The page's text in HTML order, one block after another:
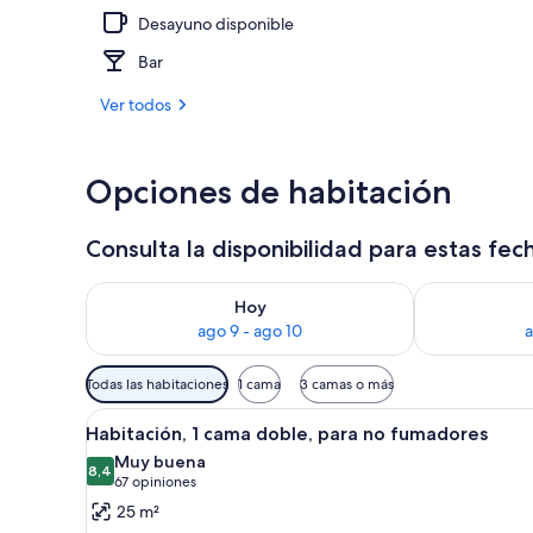
Desayuno disponible
Bar
Ver todos
Opciones de habitación
Consulta la disponibilidad para estas
Hoy
ago 9 - ago 10
Consulta la disponibilidad para hoy ago 9 - ago 10
Consulta la
Filtros
disponibles
para
las
habitaciones
Todas las habitaciones 1 cama 3 camas o más
Ver
todas
las
fotos
Una habitación de hotel con
3
Habitación, 1 cama doble, para no fumadores
8,48,4 de 10
Muy buena
67 opiniones
(67
opiniones)
25 m²